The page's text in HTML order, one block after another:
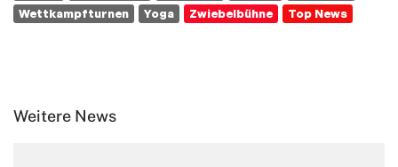
Wettkampfturnen
Yoga Zwiebelbühne Top News
Weitere News